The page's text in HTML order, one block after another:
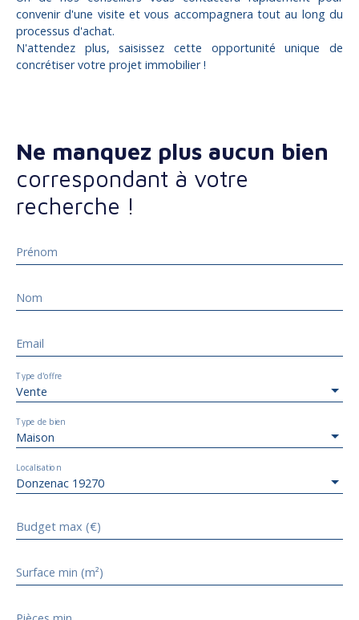
convenir d'une visite et vous accompagnera tout au long du
processus d'achat.
N'attendez plus, saisissez cette opportunité unique de
concrétiser votre projet immobilier !
Ne manquez plus aucun bien
correspondant à votre
recherche !
Prénom
Nom
Email
Vente
Type d'offre
Maison
Type de bien
Donzenac 19270
Localisation
Budget max (€)
Surface min (m²)